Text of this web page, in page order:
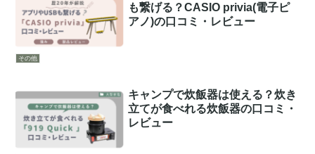
その他
も繋げる？CASIO privia(電子ピ
アノ)の口コミ・レビュー
キャンプで炊飯器は使える？炊き
立てが食べれる炊飯器の口コミ・
レビュー